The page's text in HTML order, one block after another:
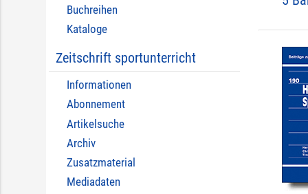
Buchreihen
Kataloge
Zeitschrift sportunterricht
Informationen
Abonnement
Artikelsuche
Archiv
Zusatzmaterial
Mediadaten